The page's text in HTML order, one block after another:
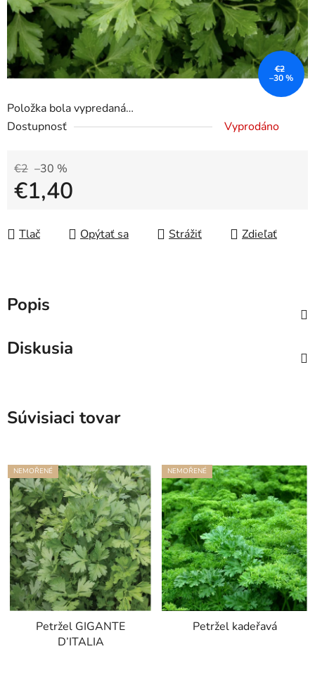
Položka bola vypredaná…
Dostupnosť
Vyprodáno
€2 –30 %
€1,40
Tlač
Opýtať sa Strážiť Zdieľať
€2
–30 %
Popis
Diskusia
Súvisiaci tovar
NEMOŘENÉ
Petržel GIGANTE
D’ITALIA
NEMOŘENÉ
Petržel kadeřavá